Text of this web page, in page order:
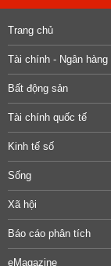
Trang chủ
Tài chính - Ngân hàng
Bất động sản
Tài chính quốc tế
Kinh tế số
Sống
Xã hội
Báo cáo phân tích
eMagazine